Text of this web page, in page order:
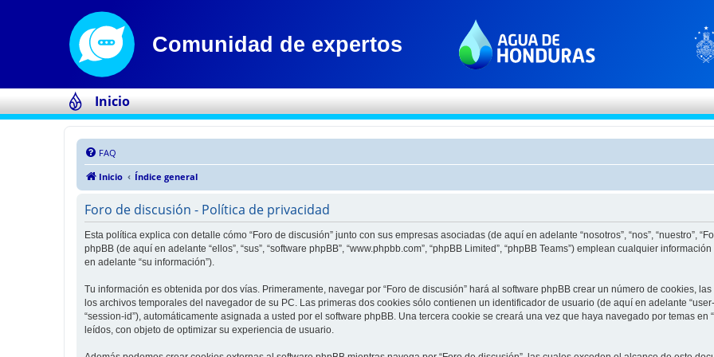
Inicio
FAQ
Inicio
Índice general
Foro de discusión - Política de privacidad
Esta política explica con detalle cómo “Foro de discusión” junto con sus empresas asociadas (de aquí en adelante “nosotros”, “nos”, “nuestro”,
phpBB (de aquí en adelante “ellos”, “sus”, “software phpBB”, “www.phpbb.com”, “phpBB Limited”, “phpBB Teams”) emplean cualquier
en adelante “su información”).
Tu información es obtenida por dos vías. Primeramente, navegar por “Foro de discusión” hará al software phpBB crear un número de cookies,
los archivos temporales del navegador de su PC. Las primeras dos cookies sólo contienen un identificador de usuario (de aquí en adelante
“session-id”), automáticamente asignada a usted por el software phpBB. Una tercera cookie se creará una vez que haya navegado por temas
leídos, con objeto de optimizar su experiencia de usuario.